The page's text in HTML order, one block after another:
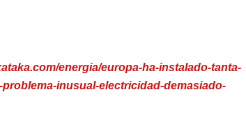
energia/europa-ha-instalado-tanta-
inusual-electricidad-demasiado-